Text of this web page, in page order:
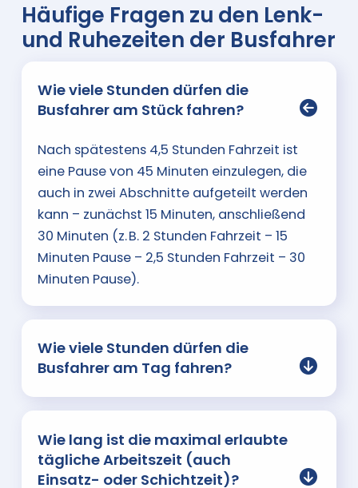
Häufige Fragen zu den Lenk-
und Ruhezeiten der Busfahrer
Wie viele Stunden dürfen die
Busfahrer am Stück fahren?
Nach spätestens 4,5 Stunden Fahrzeit ist
eine Pause von 45 Minuten einzulegen, die
auch in zwei Abschnitte aufgeteilt werden
kann – zunächst 15 Minuten, anschließend
30 Minuten (z. B. 2 Stunden Fahrzeit – 15
Minuten Pause – 2,5 Stunden Fahrzeit – 30
Minuten Pause).
Wie viele Stunden dürfen die
Busfahrer am Tag fahren?
Wie lang ist die maximal erlaubte
tägliche Arbeitszeit (auch
Einsatz- oder Schichtzeit)?